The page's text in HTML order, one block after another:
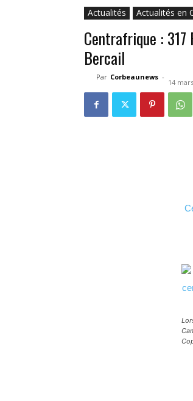
Actualités Actualités en
Centrafrique :
Bercail
Par Corbeaunews -
14